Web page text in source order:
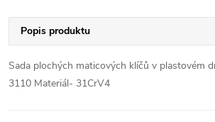
Popis produktu
Sada plochých maticových klíčů v plastovém
3110 Materiál- 31CrV4